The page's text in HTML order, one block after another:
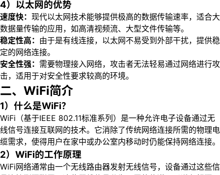
4）以太网的优势
速度快： 现代以太网技术能够提供极高的数据传输速率，适合大
数据量传输的应用，如高清视频流、大型文件传输等。
稳定性高： 由于是有线连接，以太网不易受到外部干扰，提供稳
定的网络连接。
安全性强： 需要物理接入网络，攻击者无法轻易通过网络进行攻
击，适用于对安全性要求较高的环境。
二、WiFi简介
1）什么是WiFi？
WiFi（基于IEEE 802.11标准系列）是一种允许电子设备通过无
线信号连接互联网的技术。它消除了传统网络连接所需的物理电
缆需求，使得用户在家中或办公室内移动时仍能保持网络连接。
2）WiFi的工作原理
WiFi网络通常由一个无线路由器发射无线信号，设备通过这些信